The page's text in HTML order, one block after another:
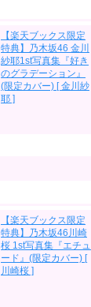
【楽天ブックス限定
特典】乃木坂46 金川
紗耶1st写真集『好き
のグラデーション』
(限定カバー) [ 金川紗
耶 ]
【楽天ブックス限定
特典】乃木坂46川崎
桜 1st写真集『エチュ
ード』(限定カバー) [
川崎桜 ]